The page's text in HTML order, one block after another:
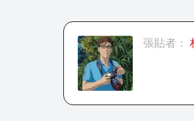
張貼者：